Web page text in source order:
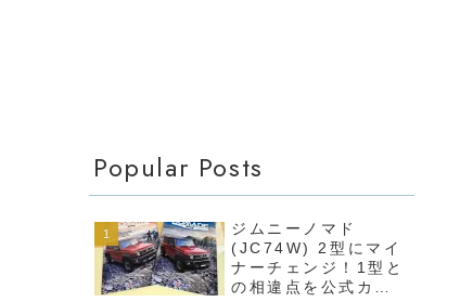
Popular Posts
ジムニーノマド
(JC74W) 2型にマイ
ナーチェンジ！1型と
の相違点を公式カタ